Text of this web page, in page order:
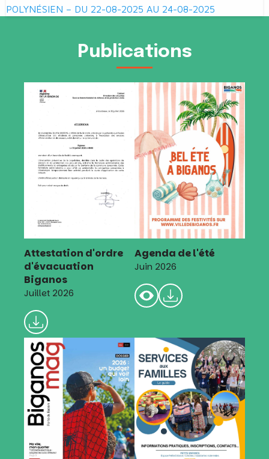
POLYNÉSIEN – DU 22-08-2025 AU 24-08-2025
Publications
Attestation d'ordre
d'évacuation
Biganos
Juillet 2026
Agenda de l'été
Juin 2026